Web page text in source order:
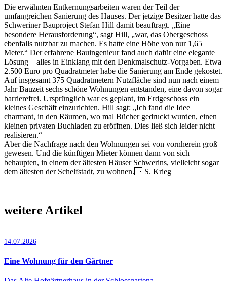
Die erwähnten Entkernungsarbeiten waren der Teil der
umfangreichen Sanierung des Hauses. Der jetzige Besitzer hatte das
Schweriner Bauproject Stefan Hill damit beauftragt. „Eine
besondere Herausforderung“, sagt Hill, „war, das Obergeschoss
ebenfalls nutzbar zu machen. Es hatte eine Höhe von nur 1,65
Meter.“ Der erfahrene Bauingenieur fand auch dafür eine elegante
Lösung – alles in Einklang mit den Denkmalschutz-Vorgaben. Etwa
2.500 Euro pro Quadratmeter habe die Sanierung am Ende gekostet.
Auf insgesamt 375 Quadratmetern Nutzfläche sind nun nach einem
Jahr Bauzeit sechs schöne Wohnungen entstanden, eine davon sogar
barrierefrei. Ursprünglich war es geplant, im Erdgeschoss ein
kleines Geschäft einzurichten. Hill sagt: „Ich fand die Idee
charmant, in den Räumen, wo mal Bücher gedruckt wurden, einen
kleinen privaten Buchladen zu eröffnen. Dies ließ sich leider nicht
realisieren.“
Aber die Nachfrage nach den Wohnungen sei von vornherein groß
gewesen. Und die künftigen Mieter können dann von sich
behaupten, in einem der ältesten Häuser Schwerins, vielleicht sogar
dem ältesten der Schelf­stadt, zu wohnen. S. Krieg
weitere Artikel
14.07.2026
Eine Wohnung für den Gärtner